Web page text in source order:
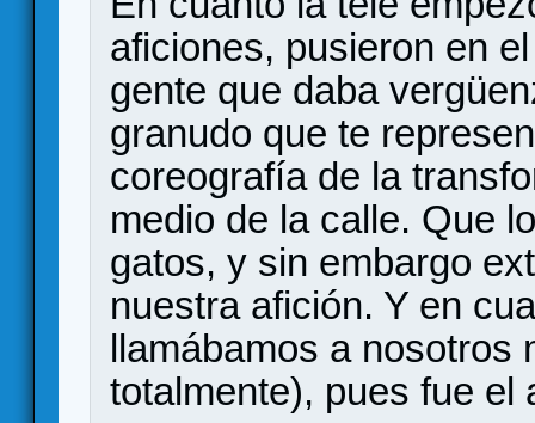
aficiones, pusieron en
gente que daba
granudo que te
coreografía de la
medio de la calle. Que
gatos, y sin embargo
nuestra afición. Y en
llamábamos a nosotros
totalmente), pues fue el